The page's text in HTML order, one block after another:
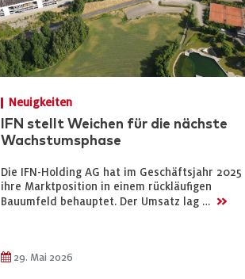
Neuigkeiten
IFN stellt Weichen für die nächste
Wachstumsphase
Die IFN-Holding AG hat im Geschäftsjahr 2025
ihre Marktposition in einem rückläufigen
Bauumfeld behauptet. Der Umsatz lag … >>
29. Mai 2026